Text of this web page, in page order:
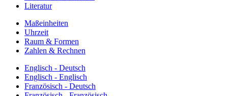
Literatur
Maßeinheiten
Uhrzeit
Raum & Formen
Zahlen & Rechnen
Englisch - Deutsch
Englisch - Englisch
Französisch - Deutsch